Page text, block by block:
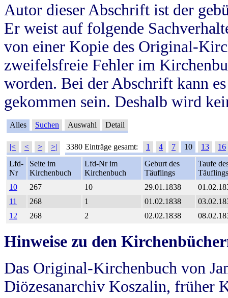
Autor dieser Abschrift ist der
Er weist auf folgende
von einer Kopie des Original-
zweifelsfreie Fehler im
worden. Bei der Abschrift kann
gekommen sein. Deshalb wird
Alles Suchen Auswahl Detail
|< < > >| 3380 Einträge gesamt: 1 4 7 10 13
16
Lfd-
Nr
Seite im
Kirchenbuch
Lfd-Nr im
Kirchenbuch
Geburt des
Täuflings
Taufe
Täuflings
10
267 10 29.01.1838
11
268 1 01.02.1838
12
268 2 02.02.1838
Hinweise zu den
Das Original-Kirchenbuch von
Diözesanarchiv Koszalin, früher